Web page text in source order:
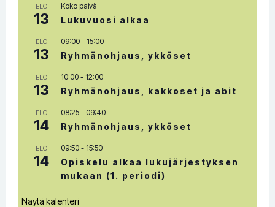
ELO
13
Koko päivä
Lukuvuosi alkaa
ELO
13
09:00 - 15:00
Ryhmänohjaus, ykköset
ELO
13
10:00 - 12:00
Ryhmänohjaus, kakkoset ja abit
ELO
14
08:25 - 09:40
Ryhmänohjaus, ykköset
ELO
14
09:50 - 15:50
Opiskelu alkaa lukujärjestyksen
mukaan (1. periodi)
Näytä kalenteri